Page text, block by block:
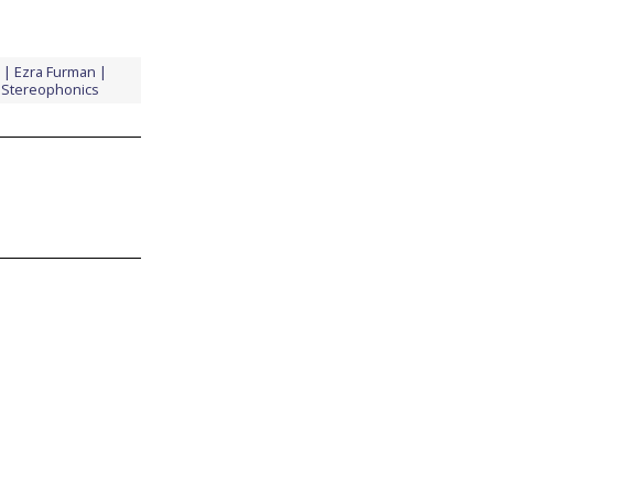
Ezra Furman
Stereophonics